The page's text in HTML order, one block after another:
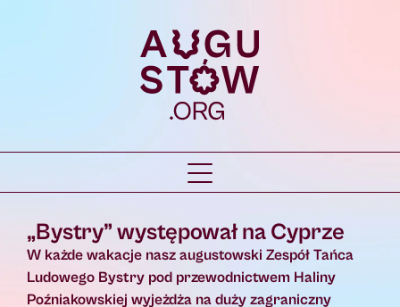
„Bystry” występował na Cyprze
W każde wakacje nasz augustowski Zespół Tańca
Ludowego Bystry pod przewodnictwem Haliny
Poźniakowskiej wyjeżdża na duży zagraniczny